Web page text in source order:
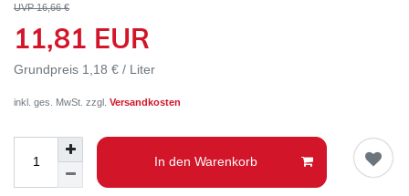
UVP 16,66 €
11,81 EUR
Grundpreis 1,18 € / Liter
inkl. ges. MwSt. zzgl. Versandkosten
In den Warenkorb